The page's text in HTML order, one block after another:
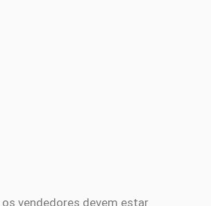
vendedores devem estar